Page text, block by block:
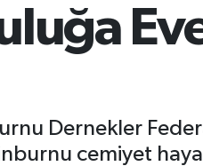
Dernekler
cemiyet